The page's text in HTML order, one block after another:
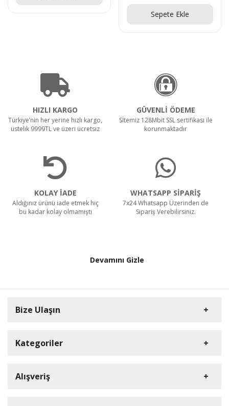
Sepete Ekle
HIZLI KARGO
Türkiye’nin her yerine hızlı kargo,
üstelik 9999TL ve üzeri ücretsiz
GÜVENLİ ÖDEME
Sİtemiz 128Mbit SSL sertifikası ile
korunmaktadır
KOLAY İADE
Aldığınız ürünü iade etmek hiç
bu kadar kolay olmamıştı
WHATSAPP SİPARİŞ
7x24 Whatsapp Üzerinden de
Sipariş Verebilirsiniz.
Devamını Gizle
Bize Ulaşın
Kategoriler
DVR Cihazlar
Alışveriş